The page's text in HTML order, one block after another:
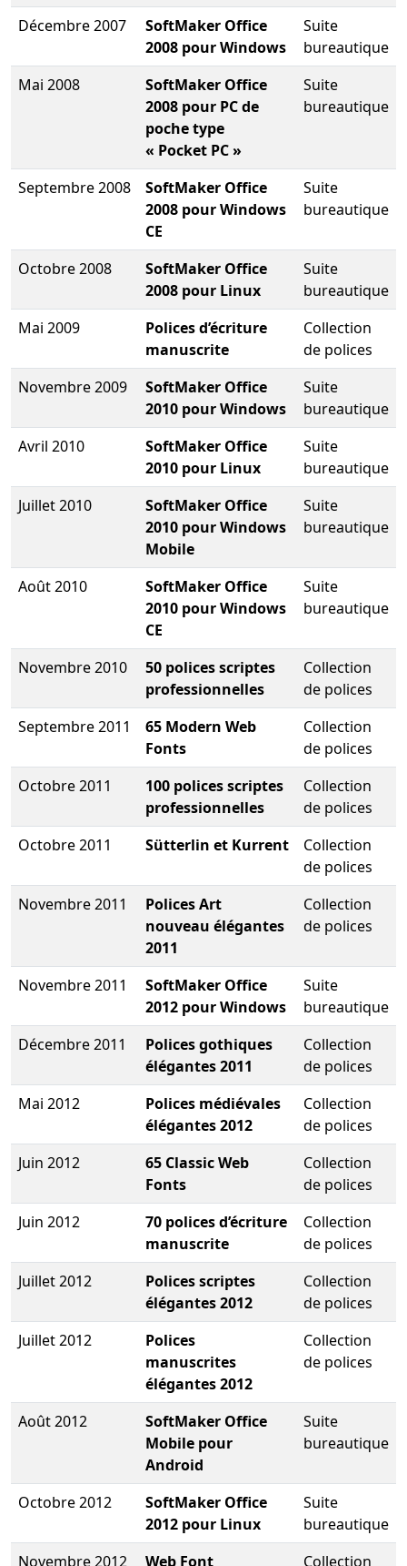
Décembre 2007
SoftMaker Office
2008 pour Windows
Suite
bureautique
Mai 2008
SoftMaker Office
2008 pour PC de
poche type
« Pocket PC »
Suite
bureautique
Septembre 2008
SoftMaker Office
2008 pour Windows
CE
Suite
bureautique
Octobre 2008
SoftMaker Office
2008 pour Linux
Suite
bureautique
Mai 2009
Polices d’écriture
manuscrite
Collection
de polices
Novembre 2009
SoftMaker Office
2010 pour Windows
Suite
bureautique
Avril 2010
SoftMaker Office
2010 pour Linux
Suite
bureautique
Juillet 2010
SoftMaker Office
2010 pour Windows
Mobile
Suite
bureautique
Août 2010
SoftMaker Office
2010 pour Windows
CE
Suite
bureautique
Novembre 2010
50 polices scriptes
professionnelles
Collection
de polices
Septembre 2011
65 Modern Web
Fonts
Collection
de polices
Octobre 2011
100 polices scriptes
professionnelles
Collection
de polices
Octobre 2011
Sütterlin et Kurrent
Collection
de polices
Novembre 2011
Polices Art
nouveau élégantes
2011
Collection
de polices
Novembre 2011
SoftMaker Office
2012 pour Windows
Suite
bureautique
Décembre 2011
Polices gothiques
élégantes 2011
Collection
de polices
Mai 2012
Polices médiévales
élégantes 2012
Collection
de polices
Juin 2012
65 Classic Web
Fonts
Collection
de polices
Juin 2012
70 polices d’écriture
manuscrite
Collection
de polices
Juillet 2012
Polices scriptes
élégantes 2012
Collection
de polices
Juillet 2012
Polices
manuscrites
élégantes 2012
Collection
de polices
Août 2012
SoftMaker Office
Mobile pour
Android
Suite
bureautique
Octobre 2012
SoftMaker Office
2012 pour Linux
Suite
bureautique
Novembre 2012
Web Font Collection